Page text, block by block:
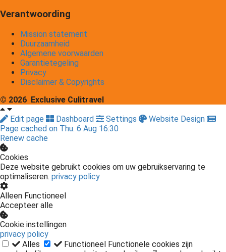
Verantwoording
Mission statement
Duurzaamheid
Algemene voorwaarden
Garantietegeling
Privacy
Disclaimer & Copyrights
© 2026 Exclusive Culitravel
Edit page
Dashboard Settings
Website Design
Page cached on Thu. 6 Aug 16:30
Renew cache
Cookies
Deze website gebruikt cookies om uw gebruikservaring te
optimaliseren. privacy policy
Alleen Functioneel
Accepteer alle
Cookie instellingen
privacy policy
Alles
Functioneel Functionele cookies zijn